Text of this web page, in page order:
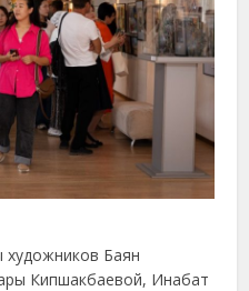
художников Баян
Кипшакбаевой, Инабат